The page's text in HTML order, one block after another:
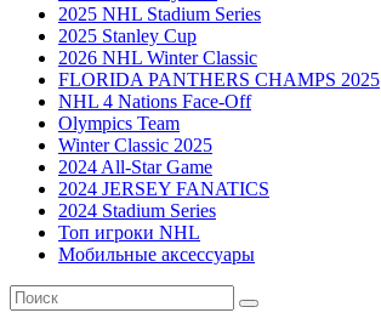
2025 NHL Stadium Series
2025 Stanley Cup
2026 NHL Winter Classic
FLORIDA PANTHERS CHAMPS 2025
NHL 4 Nations Face-Off
Olympics Team
Winter Classic 2025
2024 All-Star Game
2024 JERSEY FANATICS
2024 Stadium Series
Топ игроки NHL
Мобильные аксессуары